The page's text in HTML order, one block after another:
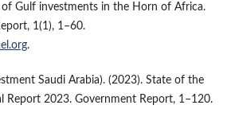
of Gulf investments in the Horn of Africa.
1(1), 1–60.
.
Saudi Arabia). (2023). State of the
Report 2023. Government Report, 1–120.